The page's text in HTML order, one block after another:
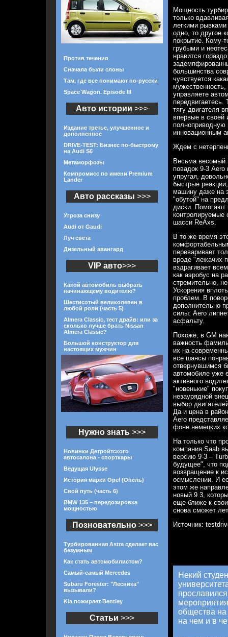
Против течения
Сначала были слоны
Там, где все понимают по-русски
Space Wagon. Episode III
Авто истории >>>
Издание третье, улучшенное и
дополненное
DRIVE-TEST: Бизнес по-быстрому
на Audi S6
Метаморфозы
Компромисс по имени Premium
Lander
Авто рассказы >>>
Угроза снизу
Audi от Gaudi
Луч света
Дизельный авангард
VIP авто>>>
Какой автомобиль выбрать
начинающему водителю?
Шестисотый великолепен в
любой роли (часть 5)
Almera Classic, тест драйв: или за
сколько лучше брать Nissan
Almera Classic?
Большой конструктор для
настоящих мужчин
Нужно знать >>>
Новинки Детройтского
автосалона - спорткары
Ведущая Ulysse
История марки Opel (Опель)
Свой путь (часть 6)
BMW 135 – передозировка
мощностью
Позновательно >>>
Турбированная Astra сделает вас
безумным
Как стать автомобилистом?
Самый-самый Mercedes
Subaru Forester: "Лесника"
вызывали?
Kia пожирает Bentley
Статьи >>>
Мощность
только
легкими
одно, то другое
покрытие. Кому-
грубыми и
нравится
большинства
чувствуется
управляете
тягу двигателя
впервые в своей
инновационным
Ждем с
Весьма весомый
повадок 9-3 Aero
упругая,
быстрые
машину даже на
"обутой" на
диски.
контролируемые
шасси ReAxs.
В то же время
переваривает
вроде "лежачих
вздрагивает
как аэробус на
стремительно,
Ускорения
проблем. В
дополнительно
силы: Aero
асфальту.
Похоже, в GM
важность
их на
все шансы
отвернувшимся
автомобиле уже
активного
"новенькие"
незаурядной
выбор
Да и цена в
Aero
фоне немецких
На только что
компания Saab
версию 9-3 –
будущее", что
возвращение к
осмыслении. И
этом же
новый 9 3,
еще ближе к
снова сможет
Источник:
Некий
общества
на чем и в